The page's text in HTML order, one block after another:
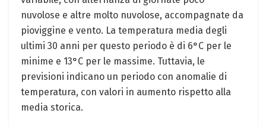
nuvolose e altre molto nuvolose, accompagnate da
pioviggine e vento. La temperatura media degli
ultimi 30 anni per questo periodo è di 6°C per le
minime e 13°C per le massime. Tuttavia, le
previsioni indicano un periodo con anomalie di
temperatura, con valori in aumento rispetto alla
media storica.